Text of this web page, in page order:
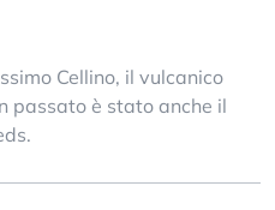
Cellino, il vulcanico
passato è stato anche il